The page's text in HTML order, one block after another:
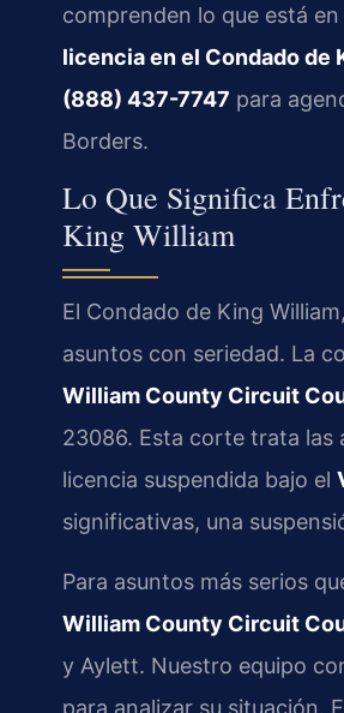
comprenden lo que está
licencia en el Condado de
(888) 437-7747 para
Borders.
Lo Que Significa
King William
El Condado de King
asuntos con seriedad. La
William County Circuit
23086. Esta corte trata las
licencia suspendida bajo el
significativas, una
Para asuntos más serios
William County Circuit
y Aylett. Nuestro equipo
para analizar su situación.